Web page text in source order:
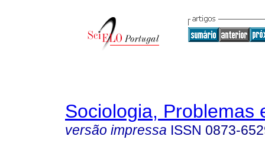
Sociologia, Problemas
versão impressa ISSN 0873-